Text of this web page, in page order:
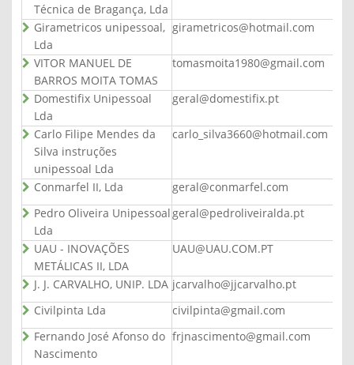
Técnica de Bragança, Lda
Girametricos unipessoal,
Lda
girametricos@hotmail.com
VITOR MANUEL DE
BARROS MOITA TOMAS
tomasmoita1980@gmail.com
Domestifix Unipessoal
Lda
geral@domestifix.pt
Carlo Filipe Mendes da
Silva instruções
unipessoal Lda
carlo_silva3660@hotmail.com
Conmarfel II, Lda
geral@conmarfel.com
Pedro Oliveira Unipessoal
Lda
geral@pedroliveiralda.pt
UAU - INOVAÇÕES
METÁLICAS II, LDA
UAU@UAU.COM.PT
J. J. CARVALHO, UNIP. LDA jcarvalho@jjcarvalho.pt
Civilpinta Lda
civilpinta@gmail.com
Fernando José Afonso do
Nascimento
frjnascimento@gmail.com